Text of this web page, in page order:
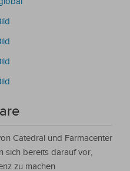
Catedral und Farmacenter
sich bereits darauf vor,
zu machen